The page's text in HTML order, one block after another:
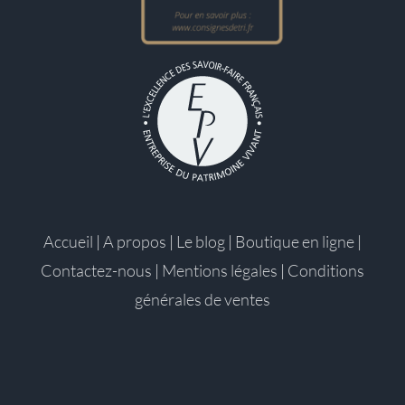
Accueil | A propos | Le blog | Boutique en ligne |
Contactez-nous | Mentions légales | Conditions
générales de ventes